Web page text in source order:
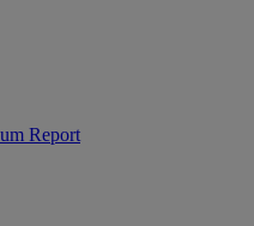
Report